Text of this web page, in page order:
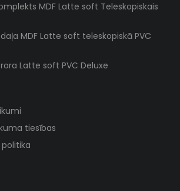
MDF Latte soft Teleskopiskais
MDF Latte soft teleskopiskā PVC
Latte soft PVC Deluxe
tiesības